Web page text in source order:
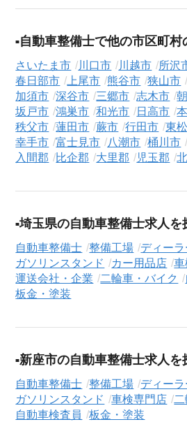
る」ボタンからご登録ください。シニ
職務経歴書の作成から面接対策、企業
活動の全プロセスを無料でサポートい
求人検索について
シニアジョブエージェントでは、豊富
なたの希望に合ったお仕事を簡単に見
（正社員、契約社員 、アルバイト・パ
収・時給・日給、さらに週休2日制、
ちろん、「まずは相談から始めたい」
自動車整備士で他の市区町村
さいたま市 川口市 川越市 所沢
春日部市
上尾市 熊谷市 狭山市
加須市
深谷市 三郷市 志木市
坂戸市
鴻巣市 和光市 日高市
秩父市
蓮田市 蕨市 行田市 東
幸手市
富士見市 八潮市 桶川市
入間郡
比企郡 大里郡 児玉郡
埼玉県の自動車整備士求人を
自動車整備士 整備工場 ディーラ
ガソリンスタンド
カー用品店
運送会社・企業
二輪車・バイク
板金・塗装
新座市の自動車整備士求人を
自動車整備士 整備工場 ディーラ
ガソリンスタンド
車検専門店
自動車検査員
板金・塗装